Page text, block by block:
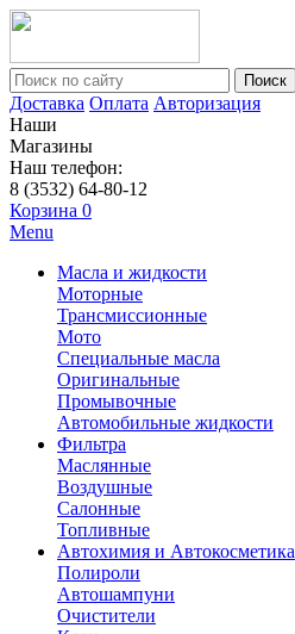
Поиск
Доставка Оплата Авторизация
Наши
Магазины
Наш телефон:
8 (3532) 64-80-12
Корзина 0
Menu
Масла и жидкости
Моторные
Трансмиссионные
Мото
Специальные масла
Оригинальные
Промывочные
Автомобильные жидкости
Фильтра
Маслянные
Воздушные
Салонные
Топливные
Автохимия и Автокосметика
Полироли
Автошампуни
Очистители